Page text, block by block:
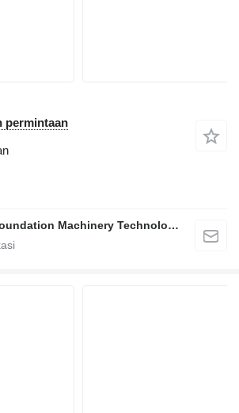
permintaan
XuZhou Shenwei Foundation Machinery Technology